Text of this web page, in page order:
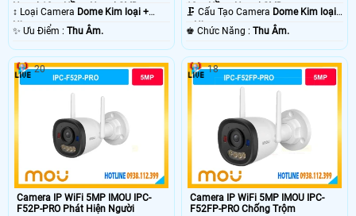
Ngoại 10m Hồng Ngoại SMD.
↕️ Loại Camera Dome Kim loại +
Nhựa.
️✨ Ưu Điểm : Thu Âm.
10m Hồng Ngoại SMD.
🗜️ Cấu Tạo Camera Dome Kim loại
+ Nhựa.
️♚ Chức Năng :Thu Âm.
Camera IP WiFi 5MP IMOU IPC-
F52P-PRO Phát Hiện Người
20
Camera IP WiFi 5MP IMOU IPC-
F52FP-PRO Chống Trộm
18